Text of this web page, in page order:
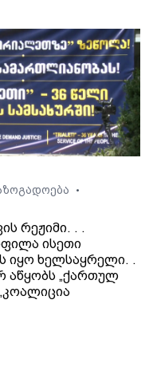
•
რეჟიმი. . .
ისეთი
იყო ხელსაყრელი. .
აწყობს „ქართულ